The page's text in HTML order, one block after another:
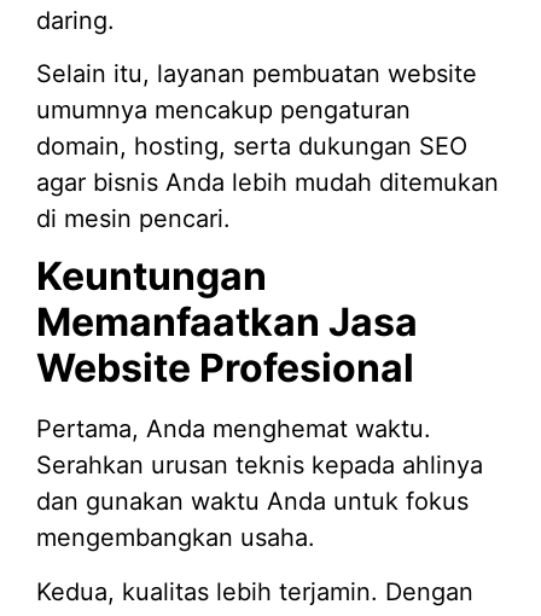
daring.
Selain itu, layanan pembuatan website
umumnya mencakup pengaturan
domain, hosting, serta dukungan SEO
agar bisnis Anda lebih mudah ditemukan
di mesin pencari.
Keuntungan
Memanfaatkan Jasa
Website Profesional
Pertama, Anda menghemat waktu.
Serahkan urusan teknis kepada ahlinya
dan gunakan waktu Anda untuk fokus
mengembangkan usaha.
Kedua, kualitas lebih terjamin. Dengan